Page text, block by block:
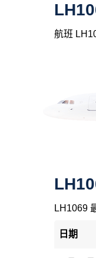
航班
LH1069
日期